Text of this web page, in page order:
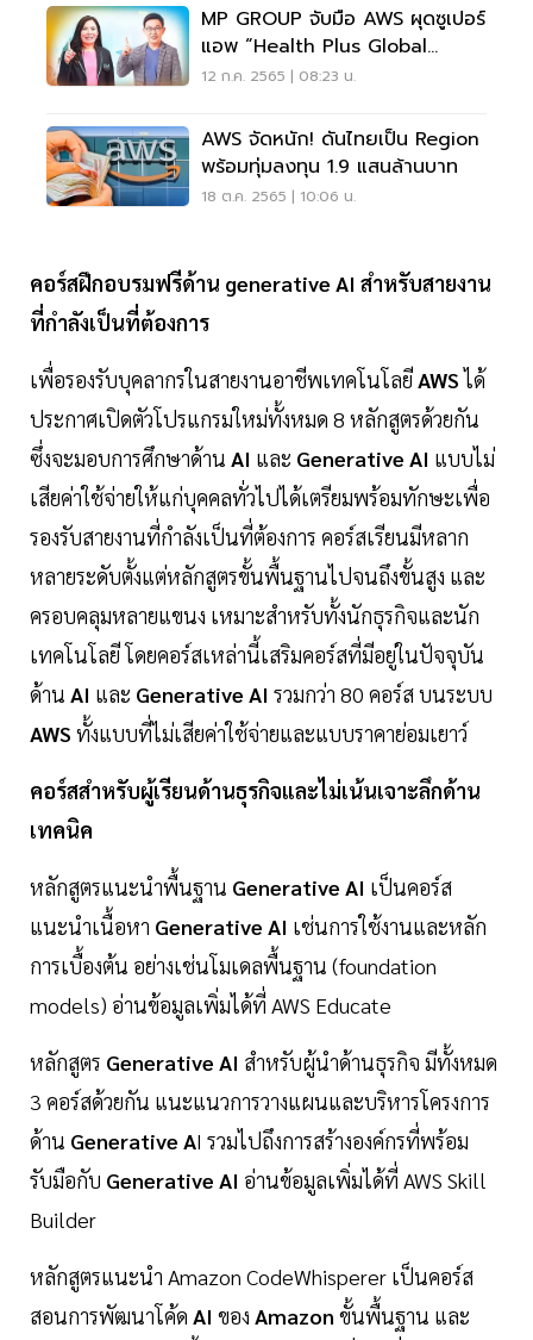
MP GROUP จับมือ AWS ผุดซูเปอร์
แอพ “Health Plus Global
Platform”
12 ก.ค. 2565 | 08:23 น.
AWS จัดหนัก! ดันไทยเป็น Region
พร้อมทุ่มลงทุน 1.9 แสนล้านบาท
18 ต.ค. 2565 | 10:06 น.
คอร์สฝึกอบรมฟรีด้าน generative AI สำหรับสายงาน
ที่กำลังเป็นที่ต้องการ
เพื่อรองรับบุคลากรในสายงานอาชีพเทคโนโลยีAWSได้
ประกาศเปิดตัวโปรแกรมใหม่ทั้งหมด 8 หลักสูตรด้วยกัน
ซึ่งจะมอบการศึกษาด้าน AI และ Generative AI แบบไม่
เสียค่าใช้จ่ายให้แก่บุคคลทั่วไปได้เตรียมพร้อมทักษะเพื่อ
รองรับสายงานที่กำลังเป็นที่ต้องการ คอร์สเรียนมีหลาก
หลายระดับตั้งแต่หลักสูตรขั้นพื้นฐานไปจนถึงขั้นสูง และ
ครอบคลุมหลายแขนง เหมาะสำหรับทั้งนักธุรกิจและนัก
เทคโนโลยี โดยคอร์สเหล่านี้เสริมคอร์สที่มีอยู่ในปัจจุบัน
ด้าน AI และ Generative AI รวมกว่า 80 คอร์ส บนระบบ
AWS ทั้งแบบที่ไม่เสียค่าใช้จ่ายและแบบราคาย่อมเยาว์
คอร์สสำหรับผู้เรียนด้านธุรกิจและไม่เน้นเจาะลึกด้าน
เทคนิค
หลักสูตรแนะนำพื้นฐาน Generative AI เป็นคอร์ส
แนะนำเนื้อหา Generative AI เช่นการใช้งานและหลัก
การเบื้องต้น อย่างเช่นโมเดลพื้นฐาน (foundation
models) อ่านข้อมูลเพิ่มได้ที่ AWS Educate
หลักสูตร Generative AI สำหรับผู้นำด้านธุรกิจ มีทั้งหมด
3 คอร์สด้วยกัน แนะแนวการวางแผนและบริหารโครงการ
ด้าน Generative AI รวมไปถึงการสร้างองค์กรที่พร้อม
รับมือกับ Generative AI อ่านข้อมูลเพิ่มได้ที่ AWS Skill
Builder
หลักสูตรแนะนำ Amazon CodeWhisperer เป็นคอร์ส
สอนการพัฒนาโค้ด AI ของ Amazon ขั้นพื้นฐาน และ